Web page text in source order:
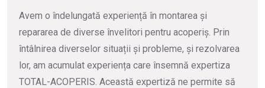
Avem o îndelungată experiență în montarea și
repararea de diverse învelitori pentru acoperiș. Prin
întâlnirea diverselor situații și probleme, și rezolvarea
lor, am acumulat experiența care însemnă expertiza
TOTAL-ACOPERIS. Această expertiză ne permite să